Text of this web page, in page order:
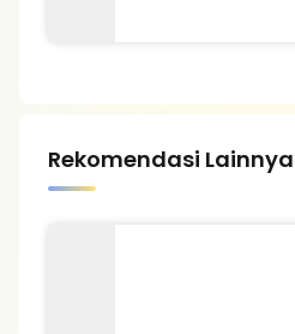
Rekomendasi Lainnya